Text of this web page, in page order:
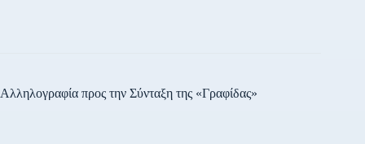
Αλληλογραφία προς την Σύνταξη της «Γραφίδας»